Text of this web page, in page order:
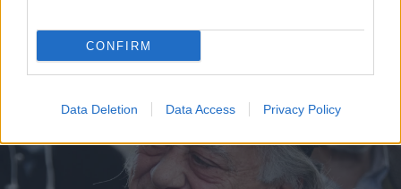
CONFIRM
Data Deletion Data Access Privacy Policy